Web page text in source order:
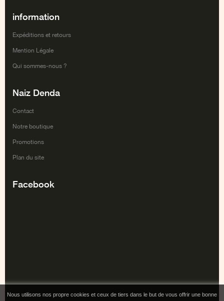
information
Expéditions et retours
Mention Légale
Qui sommes-nous ?
Naiz Denda
Contact
Notre boutique
Promotions
Plan du site
Facebook
Nous utilisons nos propre cookies et ceux de tiers dans le but de vous offrir une bonne